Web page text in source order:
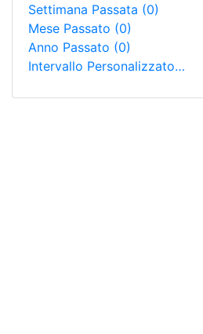
Settimana Passata (0)
Mese Passato (0)
Anno Passato (0)
Intervallo Personalizzato…